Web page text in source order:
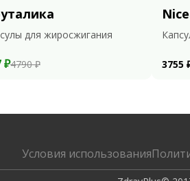
для жиросжигания
₽4790 ₽ 3755
Условия использования